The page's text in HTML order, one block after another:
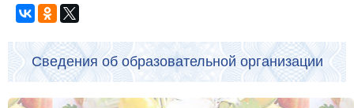
Сведения об образовательной организации